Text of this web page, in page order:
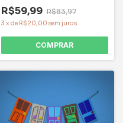
R$59,99 R$83,97
3 x de R$20,00 sem juros
COMPRAR